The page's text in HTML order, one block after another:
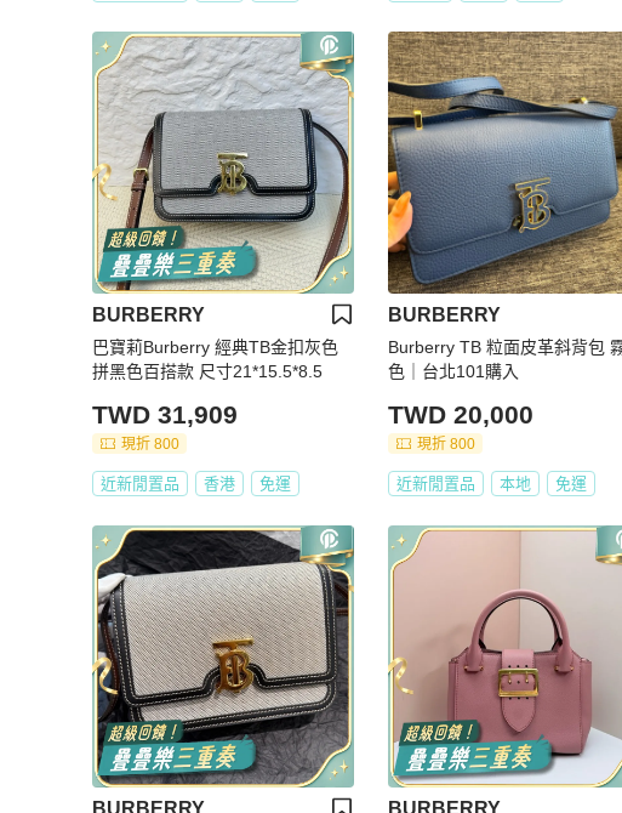
BURBERRY
巴寶莉Burberry 經典TB金扣灰色
拼黑色百搭款 尺寸21*15.5*8.5
TWD 31,909
現折 800
近新閒置品 香港 免運
BURBERRY
Burberry TB 粒面皮革斜背包
色｜台北101購入
TWD 20,000
現折 800
近新閒置品 本地 免運
BURBERRY BURBERRY